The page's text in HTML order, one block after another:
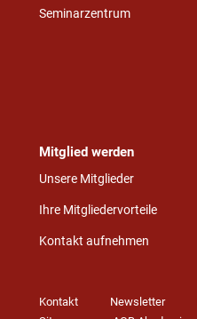
Seminarzentrum
Mitglied werden
Unsere Mitglieder
Ihre Mitgliedervorteile
Kontakt aufnehmen
Kontakt Newsletter